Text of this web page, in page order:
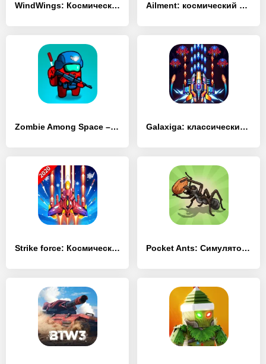
WindWings: Космический шутер Ailment: космический шутер
Zombie Among Space – космический экшн шутер Galaxiga: классический шутер
Strike force: Космический флот Pocket Ants: Симулятор Колонии